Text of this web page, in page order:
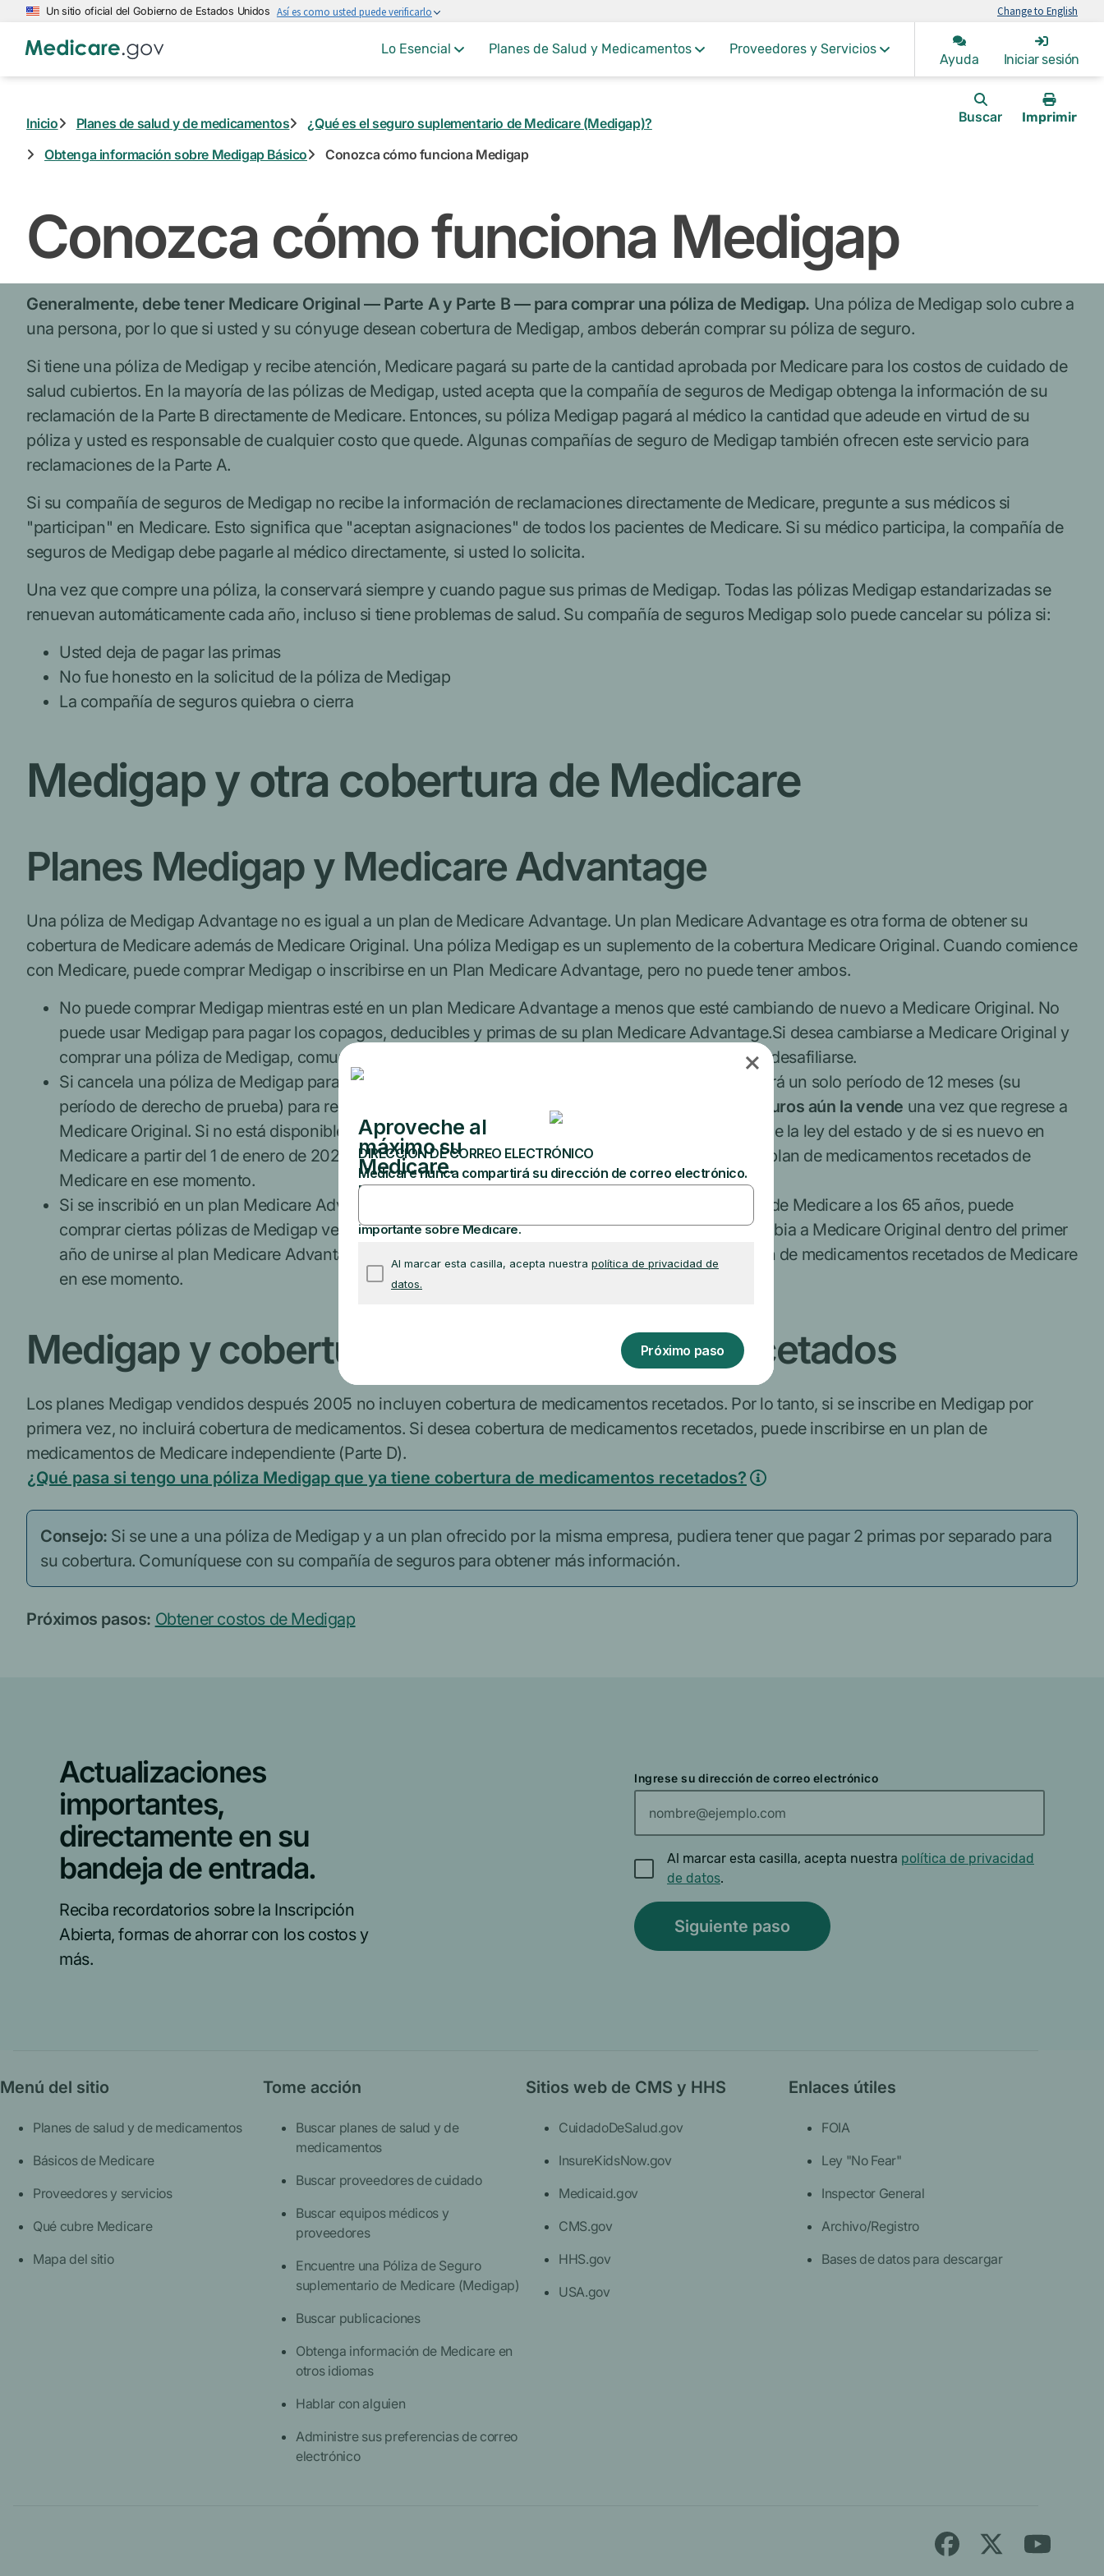
Saltar
contenido
Un sitio oficial del Gobierno de Estados Unidos Así es como usted puede verificarlo Change to English
Lo Esencial Planes de Salud y Medicamentos Proveedores y Servicios
Ayuda Iniciar sesión
Inicio Planes de salud y de medicamentos
¿Qué es el seguro suplementario de Medicare (Medigap)?
Obtenga información sobre Medigap Básico
Conozca cómo funciona Medigap
Buscar
Imprimir
Conozca cómo funciona Medigap
Generalmente, debe tener Medicare Original — Parte A y Parte B —para comprar una póliza de Medigap. Una póliza de Medigap solo cubre a
una persona, por lo que si usted y su cónyuge desean cobertura de Medigap, ambos deberán comprar su póliza de seguro.
Si tiene una póliza de Medigap y recibe atención, Medicare pagará su parte de la cantidad aprobada por Medicare para los costos de cuidado de
salud cubiertos. En la mayoría de las pólizas de Medigap, usted acepta que la compañía de seguros de Medigap obtenga la información de su
reclamación de la Parte B directamente de Medicare. Entonces, su póliza Medigap pagará al médico la cantidad que adeude en virtud de su
póliza y usted es responsable de cualquier costo que quede. Algunas compañías de seguro de Medigap también ofrecen este servicio para
reclamaciones de la Parte A.
Si su compañía de seguros de Medigap no recibe la información de reclamaciones directamente de Medicare, pregunte a sus médicos si
"participan" en Medicare. Esto significa que "aceptan asignaciones" de todos los pacientes de Medicare. Si su médico participa, la compañía de
seguros de Medigap debe pagarle al médico directamente, si usted lo solicita.
Una vez que compre una póliza, la conservará siempre y cuando pague sus primas de Medigap. Todas las pólizas Medigap estandarizadas se
renuevan automáticamente cada año, incluso si tiene problemas de salud. Su compañía de seguros Medigap solo puede cancelar su póliza si:
Usted deja de pagar las primas
No fue honesto en la solicitud de la póliza de Medigap
La compañía de seguros quiebra o cierra
Medigap y otra cobertura de Medicare
Planes Medigap y Medicare Advantage
Una póliza de Medigap Advantage no es igual a un plan de Medicare Advantage. Un plan Medicare Advantage es otra forma de obtener su
cobertura de Medicare además de Medicare Original. Una póliza Medigap es un suplemento de la cobertura Medicare Original. Cuando comience
con Medicare, puede comprar Medigap o inscribirse en un Plan Medicare Advantage, pero no puede tener ambos.
No puede comprar Medigap mientras esté en un plan Medicare Advantage a menos que esté cambiando de nuevo a Medicare Original. No
puede usar Medigap para pagar los copagos, deducibles y primas de su plan Medicare Advantage.Si desea cambiarse a Medicare Original y
comprar una póliza de Medigap, comuníquese con su plan Medicare Advantage para ver si puede desafiliarse.
Si cancela una póliza de Medigap para unirse a un plan Medicare Advantage por primera vez, tendrá un solo período de 12 meses (su
período de derecho de prueba) para recuperar su póliza de Medigapsi la misma compañía de seguros aún la vende una vez que regrese a
Medicare Original. Si no está disponible, puede comprar ciertas pólizas de Medigap dependiendo de la ley del estado y de si es nuevo en
Medicare a partir del 1 de enero de 2020. También podría tener la oportunidad de inscribirse en un plan de medicamentos recetados de
Medicare en ese momento.
Si se inscribió en un plan Medicare Advantage cuando era elegible por primera vez para la Parte A de Medicare a los 65 años, puede
comprar ciertas pólizas de Medigap vendidas por una compañía de seguros en su estado si se cambia a Medicare Original dentro del primer
año de unirse al plan Medicare Advantage. También podría tener la oportunidad de unirse a un plan de medicamentos recetados de Medicare
en ese momento.
Medigap y cobertura de medicamentos recetados
Los planes Medigap vendidos después 2005 no incluyen cobertura de medicamentos recetados. Por lo tanto, si se inscribe en Medigap por
primera vez, no incluirá cobertura de medicamentos. Si desea cobertura de medicamentos recetados, puede inscribirse en un plan de
medicamentos de Medicare independiente (Parte D).
¿Qué pasa si tengo una póliza Medigap que ya tiene cobertura de medicamentos recetados?
Consejo: Si se une a una póliza de Medigap y a un plan ofrecido por la misma empresa, pudiera tener que pagar 2 primas por separado para
su cobertura. Comuníquese con su compañía de seguros para obtener más información.
Próximos pasos: Obtener costos de Medigap
Actualizaciones
importantes,
directamente en su
bandeja de entrada.
Reciba recordatorios sobre la Inscripción
Abierta, formas de ahorrar con los costos y
más.
Ingrese su dirección de correo electrónico
Al marcar esta casilla, acepta nuestra política de privacidad
de datos.
Menú del sitio
Planes de salud y de medicamentos
Básicos de Medicare
Proveedores y servicios
Qué cubre Medicare
Mapa del sitio
Tome acción
Buscar planes de salud y de
medicamentos
Buscar proveedores de cuidado
Buscar equipos médicos y
proveedores
Encuentre una Póliza de Seguro
suplementario de Medicare (Medigap)
Buscar publicaciones
Obtenga información de Medicare en
otros idiomas
Hablar con alguien
Administre sus preferencias de correo
electrónico
Sitios web de CMS y HHS
CuidadoDeSalud.gov
InsureKidsNow.gov
Medicaid.gov
CMS.gov
HHS.gov
USA.gov
Enlaces útiles
FOIA
Ley "No Fear"
Inspector General
Archivo/Registro
Bases de datos para descargar
BusqueSiga
Busque